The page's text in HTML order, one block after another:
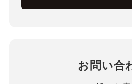
お問い合